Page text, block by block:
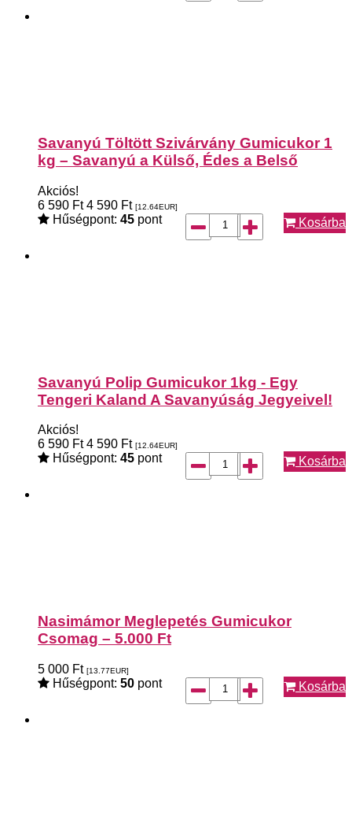
Savanyú Töltött Szivárvány Gumicukor 1
kg – Savanyú a Külső, Édes a Belső
Akciós!
6 590 Ft 4 590 Ft [12.64EUR]
Hűségpont: 45 pont Kosárba
Savanyú Polip Gumicukor 1kg - Egy
Tengeri Kaland A Savanyúság Jegyeivel!
Akciós!
6 590 Ft 4 590 Ft [12.64EUR]
Hűségpont: 45 pont Kosárba
Nasimámor Meglepetés Gumicukor
Csomag – 5.000 Ft
5 000 Ft [13.77EUR]
Hűségpont: 50 pont Kosárba